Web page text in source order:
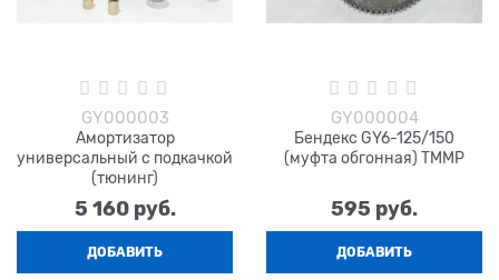
GY000003
Амортизатор
универсальный с подкачкой
(тюнинг)
5 160 руб.
ДОБАВИТЬ
GY000004
Бендекс GY6-125/150
(муфта обгонная) TMMP
595 руб.
ДОБАВИТЬ